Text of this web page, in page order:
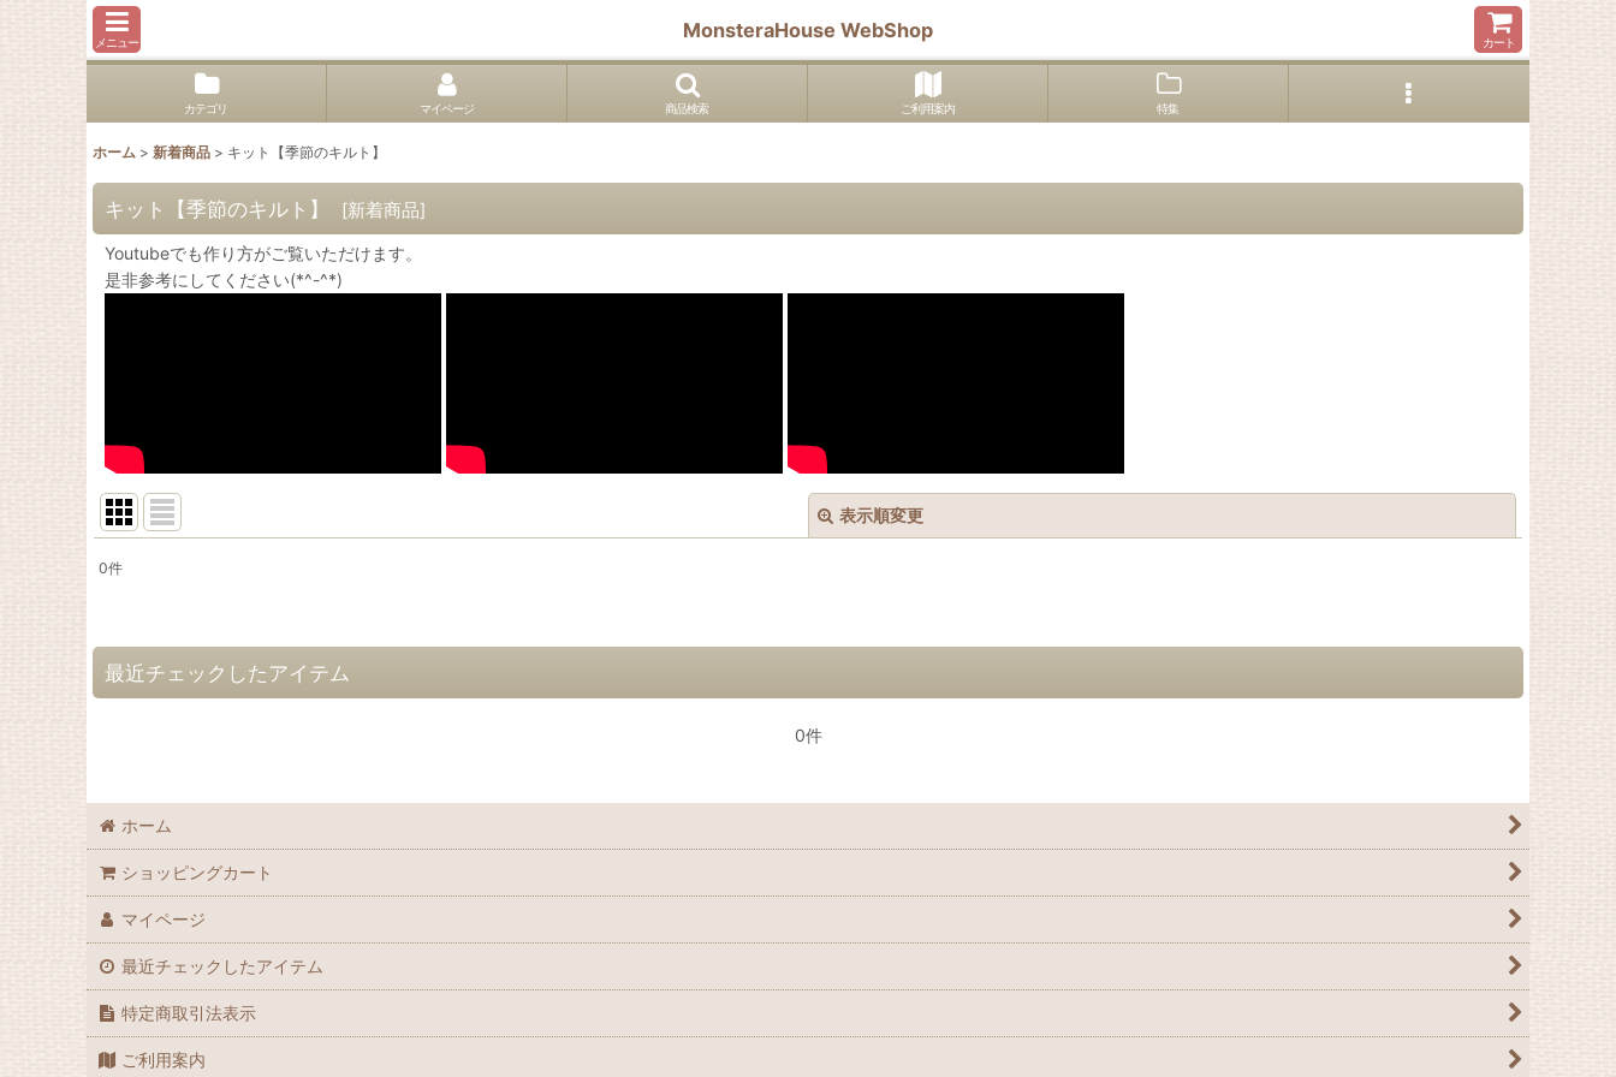
メニュー
MonsteraHouse WebShop
カート
カテゴリ マイページ 商品検索 ご利用案内 特集
ホーム > 新着商品 > キット【季節のキルト】
キット【季節のキルト】 [新着商品]
Youtubeでも作り方がご覧いただけます。
是非参考にしてください(*^-^*)
表示順変更
並び順:
0件
最近チェックしたアイテム
0件
ホーム
ショッピングカート
マイページ
最近チェックしたアイテム
特定商取引法表示
ご利用案内